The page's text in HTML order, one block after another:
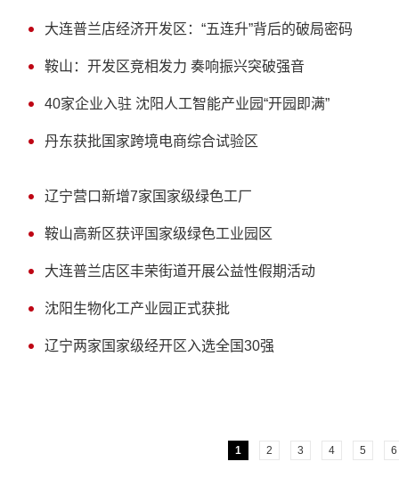
大连普兰店经济开发区：“五连升”背后的破局密码
鞍山：开发区竞相发力 奏响振兴突破强音
40家企业入驻 沈阳人工智能产业园“开园即满”
丹东获批国家跨境电商综合试验区
辽宁营口新增7家国家级绿色工厂
鞍山高新区获评国家级绿色工业园区
大连普兰店区丰荣街道开展公益性假期活动
沈阳生物化工产业园正式获批
辽宁两家国家级经开区入选全国30强
1 2 3 4 5 6